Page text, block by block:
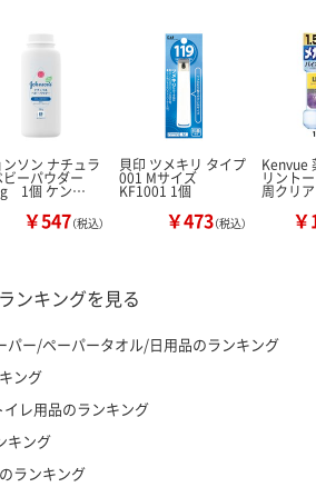
ンソン ナチュラ
ビーパウダー
1個 ケン…
￥547（税込）
貝印 ツメキリ タイプ
001 Mサイズ
KF1001 1個
￥473（税込）
Kenvue
リント
周クリ
ンキングを見る
パー/ペーパータオル/日用品のランキング
ング
レ用品のランキング
キング
ランキング